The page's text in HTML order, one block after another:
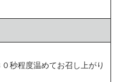
秒程度温めてお召し上がり